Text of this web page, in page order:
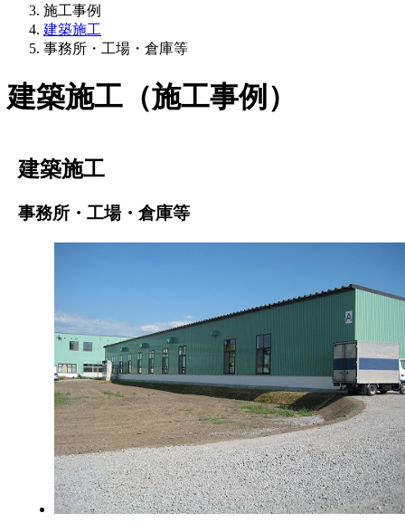
施工事例
建築施工
事務所・工場・倉庫等
建築施工（施工事例）
建築施工
事務所・工場・倉庫等